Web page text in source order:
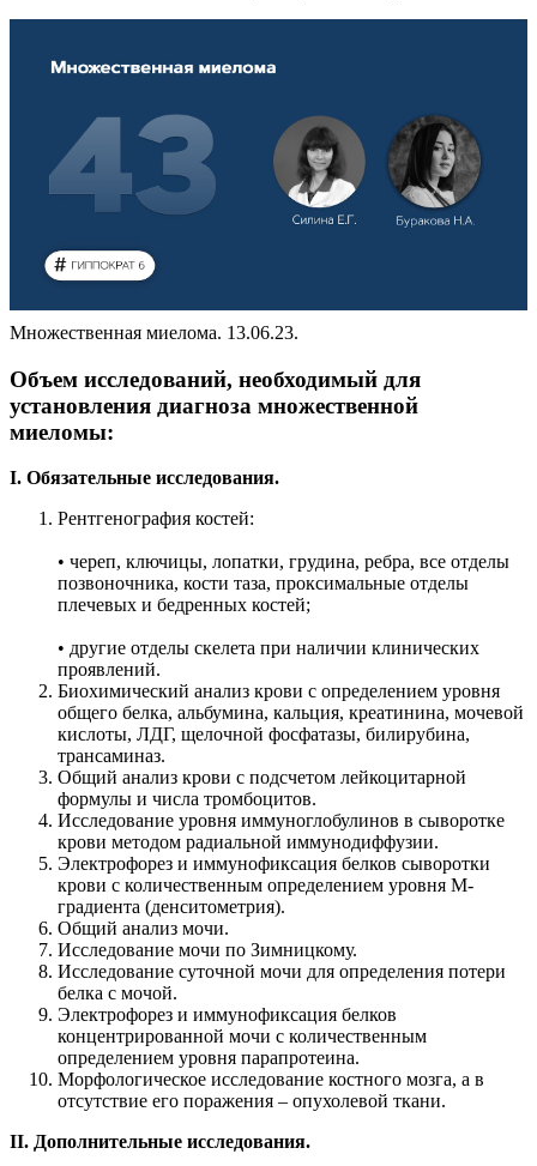
Множественная миелома. 13.06.23.
Объем исследований, необходимый для
установления диагноза множественной
миеломы:
I. Обязательные исследования.
Рентгенография костей:
• череп, ключицы, лопатки, грудина, ребра, все отделы
позвоночника, кости таза, проксимальные отделы
плечевых и бедренных костей;
• другие отделы скелета при наличии клинических
проявлений.
Биохимический анализ крови с определением уровня
общего белка, альбумина, кальция, креатинина, мочевой
кислоты, ЛДГ, щелочной фосфатазы, билирубина,
трансаминаз.
Общий анализ крови с подсчетом лейкоцитарной
формулы и числа тромбоцитов.
Исследование уровня иммуноглобулинов в сыворотке
крови методом радиальной иммунодиффузии.
Электрофорез и иммунофиксация белков сыворотки
крови с количественным определением уровня М-
градиента (денситометрия).
Общий анализ мочи.
Исследование мочи по Зимницкому.
Исследование суточной мочи для определения потери
белка с мочой.
Электрофорез и иммунофиксация белков
концентрированной мочи с количественным
определением уровня парапротеина.
Морфологическое исследование костного мозга, а в
отсутствие его поражения – опухолевой ткани.
II. Дополнительные исследования.